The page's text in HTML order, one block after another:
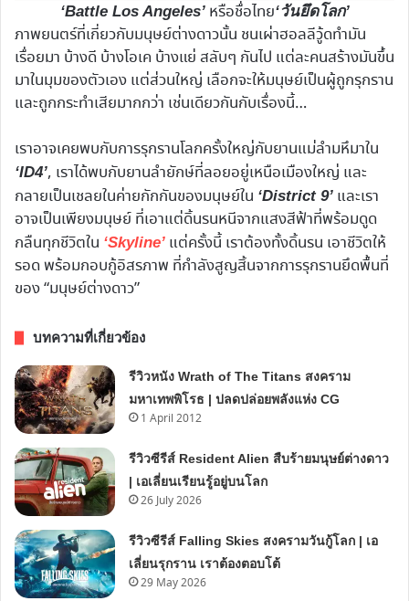
‘Battle Los Angeles’หรือชื่อไทย‘วันยึดโลก’
ภาพยนตร์ที่เกี่ยวกับมนุษย์ต่างดาวนั้น ชนเผ่าฮอลลีวู้ดทำมัน
เรื่อยมา บ้างดี บ้างโอเค บ้างแย่ สลับๆ กันไป แต่ละคนสร้างมันขึ้น
มาในมุมของตัวเอง แต่ส่วนใหญ่ เลือกจะให้มนุษย์เป็นผู้ถูกรุกราน
และถูกกระทำเสียมากกว่า เช่นเดียวกันกับเรื่องนี้…
เราอาจเคยพบกับการรุกรานโลกครั้งใหญ่กับยานแม่ลำมหึมาใน
‘ID4’, เราได้พบกับยานลำยักษ์ที่ลอยอยู่เหนือเมืองใหญ่ และ
กลายเป็นเชลยในค่ายกักกันของมนุษย์ใน ‘District 9’ และเรา
อาจเป็นเพียงมนุษย์ ที่เอาแต่ดิ้นรนหนีจากแสงสีฟ้าที่พร้อมดูด
กลืนทุกชีวิตใน ‘Skyline’ แต่ครั้งนี้ เราต้องทั้งดิ้นรน เอาชีวิตให้
รอด พร้อมกอบกู้อิสรภาพ ที่กำลังสูญสิ้นจากการรุกรานยึดพื้นที่
ของ “มนุษย์ต่างดาว”
บทความที่เกี่ยวข้อง
รีวิวหนัง Wrath of The Titans สงคราม
มหาเทพพิโรธ | ปลดปล่อยพลังแห่ง CG
1 April 2012
รีวิวซีรีส์ Resident Alien สืบร้ายมนุษย์ต่างดาว
| เอเลี่ยนเรียนรู้อยู่บนโลก
26 July 2026
รีวิวซีรีส์ Falling Skies สงครามวันกู้โลก | เอ
เลี่ยนรุกราน เราต้องตอบโต้
29 May 2026